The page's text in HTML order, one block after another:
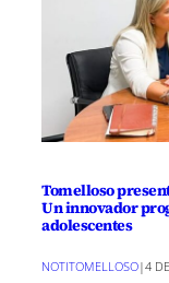
Tomelloso
Un innovador
adolescentes
NOTITOMELLOSO|4